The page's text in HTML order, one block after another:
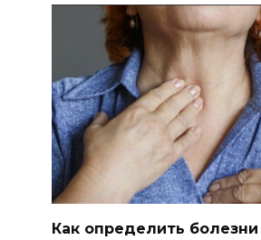
Как определить болезни